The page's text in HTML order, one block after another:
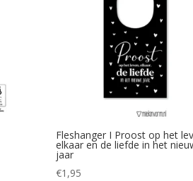
Fleshanger I Proost op het
elkaar en de liefde in het
jaar
€1,95